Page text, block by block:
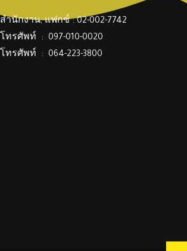
สำนักงาน, แฟกซ์ : 02-002-7742
โทรศัพท์ : 097-010-0020
โทรศัพท์ : 064-223-3800